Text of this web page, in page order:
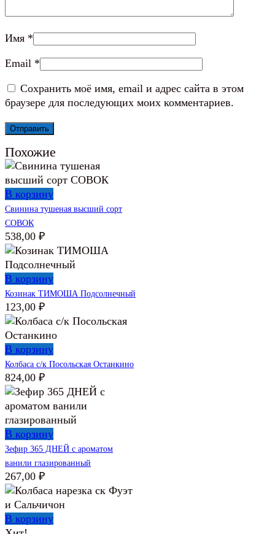
Имя *
Email *
Сохранить моё имя, email и адрес сайта в этом
браузере для последующих моих комментариев.
Похожие
В корзину
Свинина тушеная высший сорт
СОВОК
538,00 ₽
В корзину
Козинак ТИМОША Подсолнечный
123,00 ₽
В корзину
Колбаса с/к Посольская Останкино
824,00 ₽
В корзину
Зефир 365 ДНЕЙ с ароматом
ванили глазированный
267,00 ₽
В корзину